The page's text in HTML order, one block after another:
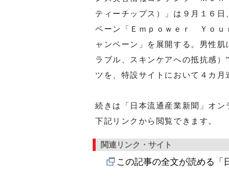
ティーチップス）」は９月１６
ペーン「Ｅｍｐｏｗｅｒ Ｙｏｕ
ャンペーン」を展開する。男性
ラブル、スキンケアへの抵抗感
ツを、特設サイトにおいて４カ月
続きは「日本流通産業新聞」オン
下記リンクから閲覧できます。
関連リンク・サイト
この記事の全文が読める「